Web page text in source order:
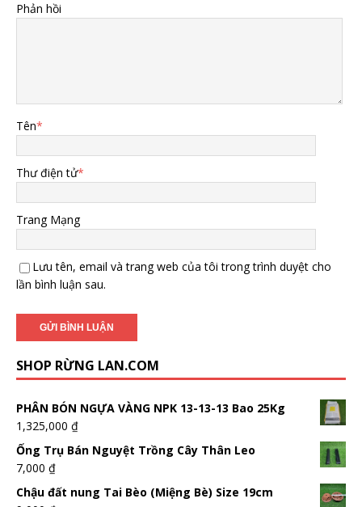
Phản hồi
Tên*
Thư điện tử*
Trang Mạng
Lưu tên, email và trang web của tôi trong trình duyệt cho
lần bình luận sau.
SHOP RỪNG LAN.COM
PHÂN BÓN NGỰA VÀNG NPK 13-13-13 Bao 25Kg
1,325,000 ₫
Ống Trụ Bán Nguyệt Trồng Cây Thân Leo
7,000 ₫
Chậu đất nung Tai Bèo (Miệng Bè) Size 19cm